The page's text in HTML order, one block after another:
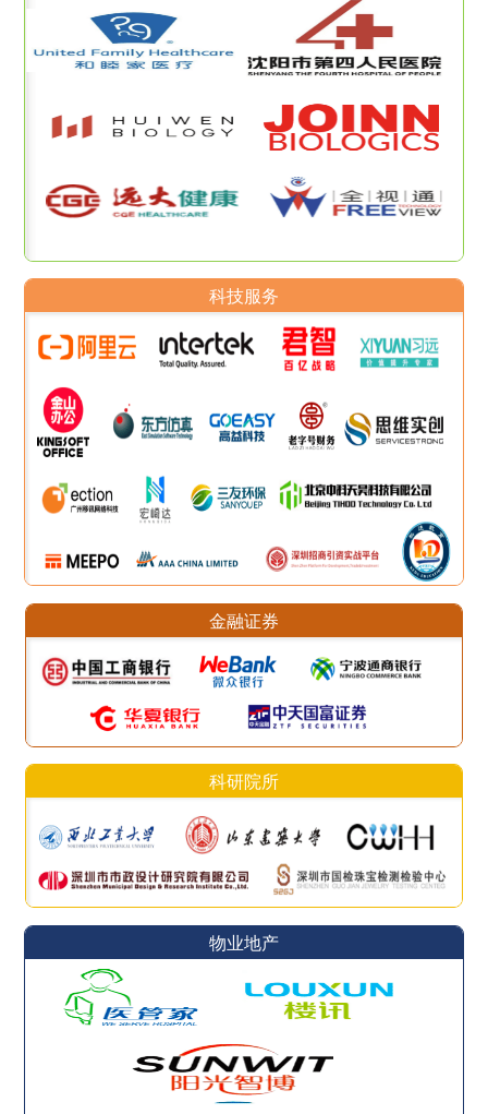
科技服务
金融证券
科研院所
物业地产